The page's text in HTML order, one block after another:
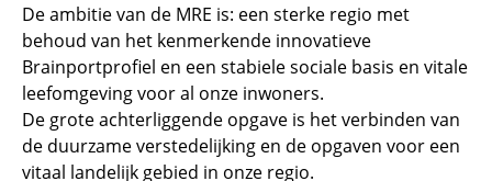
De ambitie van de MRE is: een sterke regio met
behoud van het kenmerkende innovatieve
Brainportprofiel en een stabiele sociale basis en vitale
leefomgeving voor al onze inwoners.
De grote achterliggende opgave is het verbinden van
de duurzame verstedelijking en de opgaven voor een
vitaal landelijk gebied in onze regio.